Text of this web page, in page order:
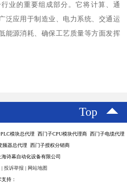
业的重要组成部分。它将计算、通
泛应用于制造业、电力系统、交通运
能源消耗、确保工艺质量等方面发挥
Top
模块总代理 西门子CPU模块代理商 西门子电缆代理
频器总代理 西门子授权分销商
诗幕自动化设备有限公司
| 投诉举报 | 网站地图
持：